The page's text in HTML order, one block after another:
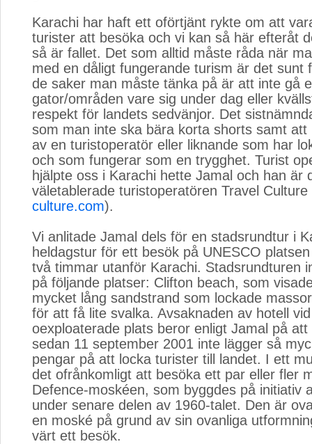
Karachi har haft ett oförtjänt rykte om att
turister att besöka och vi kan så här efteråt
så är fallet. Det som alltid måste råda när
med en dåligt fungerande turism är det sunt
de saker man måste tänka på är att inte gå
gator/områden vare sig under dag eller
respekt för landets sedvänjor. Det
som man inte ska bära korta shorts samt att
av en turistoperatör eller liknande som har
och som fungerar som en trygghet. Turist
hjälpte oss i Karachi hette Jamal och han är
väletablerade turistoperatören Travel Culture
culture.com).
Vi anlitade Jamal dels för en stadsrundtur i
heldagstur för ett besök på UNESCO
två timmar utanför Karachi. Stadsrundturen
på följande platser: Clifton beach, som
mycket lång sandstrand som lockade
för att få lite svalka. Avsaknaden av hotell
oexploaterade plats beror enligt Jamal på
sedan 11 september 2001 inte lägger så
pengar på att locka turister till landet. I ett
det ofrånkomligt att besöka ett par eller fler
Defence-moskéen, som byggdes på initiativ
under senare delen av 1960-talet. Den är
en moské på grund av sin ovanliga
värt ett besök.